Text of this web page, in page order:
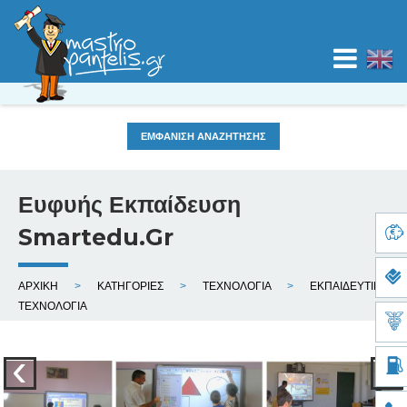
ΧΑΡΤΕΣ
ΝΟΜΟΣ
ΕΜΦΑΝΙΣΗ ΑΝΑΖΗΤΗΣΗΣ
Ευφυής Εκπαίδευση
Smartedu.Gr
ί
ε
ε
ΑΡΧΙΚΗ ΚΑΤΗΓΟΡΙΕΣ ΤΕΧΝΟΛΟΓΙΑ
ΕΚΠΑΙΔΕΥΤΙΚΗ
ΤΕΧΝΟΛΟΓΙΑ
Προηγ